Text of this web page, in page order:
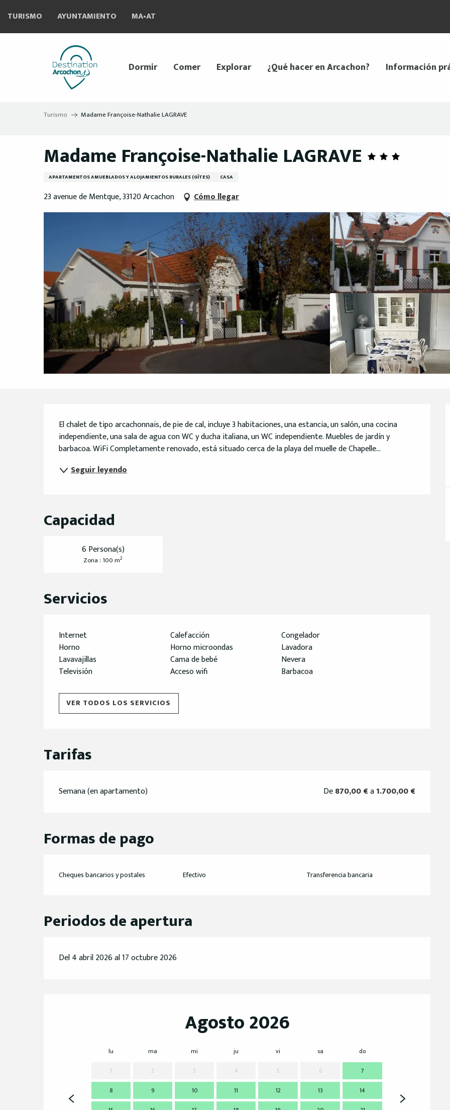
contenu
TURISMO AYUNTAMIENTO MA•AT
Dormir Comer Explorar ¿Qué hacer en Arcachon? Información
Turismo Madame Françoise-Nathalie LAGRAVE
Madame Françoise-Nathalie LAGRAVE
APARTAMENTOS AMUEBLADOS Y ALOJAMIENTOS RURALES (GÎTES) CASA
23 avenue de Mentque, 33120 Arcachon Cómo llegar
Descripción
El chalet de tipo arcachonnais, de pie de cal, incluye 3 habitaciones, una estancia, un salón, una cocina
independiente, una sala de agua con WC y ducha italiana, un WC independiente. Muebles de jardín y
barbacoa. WiFi Completamente renovado, está situado cerca de la playa del muelle de Chapelle...
Seguir leyendo
Capacidad
6 Persona(s)
Zona : 100 m2
Servicios
Internet Calefacción
Congelador
Horno
Horno microondas
Lavadora
Lavavajillas
Cama de bebé
Nevera
Televisión
Acceso wifi Barbacoa
VER TODOS LOS SERVICIOS
Tarifas
Semana (en apartamento) De870,00 €a1.700,00 €
Formas de pago
Cheques bancarios y postales Efectivo Transferencia bancaria
Periodos de apertura
Del 4 abril 2026 al 17 octubre 2026
Agosto 2026
lu ma mi ju vi sa
do
1
2 3 4 5 6
7
8
9 10 11 12 13
14